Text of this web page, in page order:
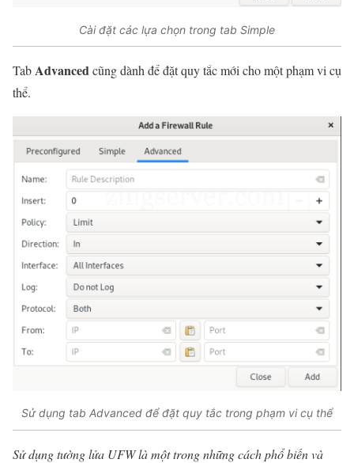
Cài đặt các lựa chọn trong tab Simple
TabAdvancedcũng dành để đặt quy tắc mới cho một phạm vi cụ
thể.
Sử dụng tab Advanced để đặt quy tắc trong phạm vi cụ thể
Sử dụng tường lửa UFW là một trong những cách phổ biến và